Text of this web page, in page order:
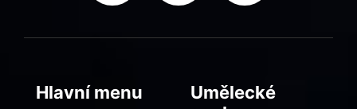
Hlavní menu
Umělecké